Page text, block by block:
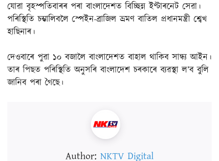
যোৱা বৃহস্পতিবাৰৰ পৰা বাংলাদেশত বিচ্ছিন্ন ইণ্টাৰনেট সেৱা।
পৰিস্থিতি চম্ভালিবলৈ স্পেইন-ব্ৰাজিল ভ্ৰমণ বাতিল প্ৰধানমন্ত্ৰী শ্বেখ
হাছিনাৰ।
দেওবাৰে পুৱা ১০ বজালৈ বাংলাদেশত বাহাল থাকিব সান্ধ্য আইন।
তাৰ পিছত পৰিস্থিতি অনুসৰি বাংলাদেশ চৰকাৰে ব্যৱস্থা ল’ব বুলি
জানিব পৰা গৈছে।
Author: NKTV Digital